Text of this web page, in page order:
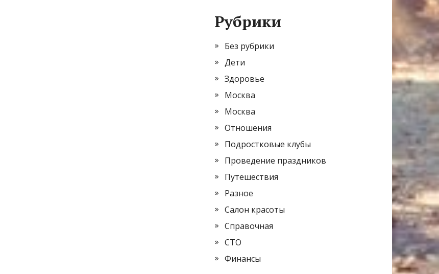
Рубрики
Без рубрики
Дети
Здоровье
Москва
Москва
Отношения
Подростковые клубы
Проведение праздников
Путешествия
Разное
Салон красоты
Справочная
СТО
Финансы